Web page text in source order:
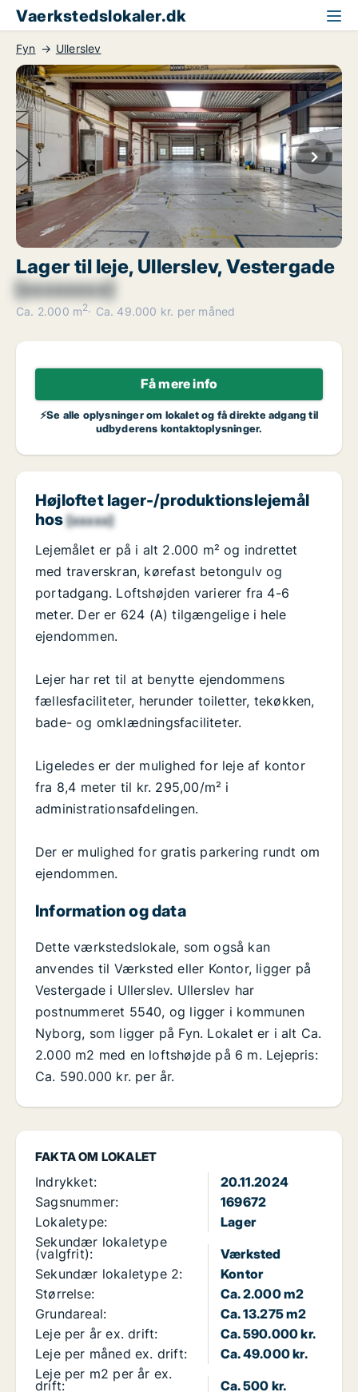
Vaerkstedslokaler.dk
Fyn Ullerslev
Lager til leje, Ullerslev, Vestergade
[xxxxxxxx]
Ca. 2.000 m2 Ca. 49.000 kr. per måned
Få mere info
⚡Se alle oplysninger om lokalet og få direkte adgang til
udbyderens kontaktoplysninger.
FAKTA OM LOKALET
Indrykket:
20.11.2024
Sagsnummer:
169672
Lokaletype:
Lager
Sekundær lokaletype
(valgfrit):
Værksted
Sekundær lokaletype 2:
Kontor
Størrelse:
Ca. 2.000 m2
Grundareal:
Ca. 13.275 m2
Leje per år ex. drift:
Ca. 590.000 kr.
Leje per måned ex. drift:
Ca. 49.000 kr.
Leje per m2 per år ex.
drift:
Ca. 500 kr.
Højloftet lager-/produktionslejemål
hos[xxxxx]
Lejemålet er på i alt 2.000 m² og indrettet
med traverskran, kørefast betongulv og
portadgang. Loftshøjden varierer fra 4-6
meter. Der er 624 (A) tilgængelige i hele
ejendommen.
Lejer har ret til at benytte ejendommens
fællesfaciliteter, herunder toiletter, tekøkken,
bade- og omklædningsfaciliteter.
Ligeledes er der mulighed for leje af kontor
fra 8,4 meter til kr. 295,00/m² i
administrationsafdelingen.
Der er mulighed for gratis parkering rundt om
ejendommen.
Information og data
Dette værkstedslokale, som også kan
anvendes til Værksted eller Kontor, ligger på
Vestergade i Ullerslev. Ullerslev har
postnummeret 5540, og ligger i kommunen
Nyborg, som ligger på Fyn. Lokalet er i alt Ca.
2.000 m2 med en loftshøjde på 6 m. Lejepris:
Ca. 590.000 kr. per år.